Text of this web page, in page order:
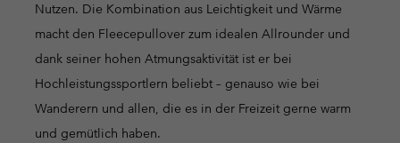
Nutzen. Die Kombination aus Leichtigkeit und Wärme
macht den Fleecepullover zum idealen Allrounder und
dank seiner hohen Atmungsaktivität ist er bei
Hochleistungssportlern beliebt – genauso wie bei
Wanderern und allen, die es in der Freizeit gerne warm
und gemütlich haben.